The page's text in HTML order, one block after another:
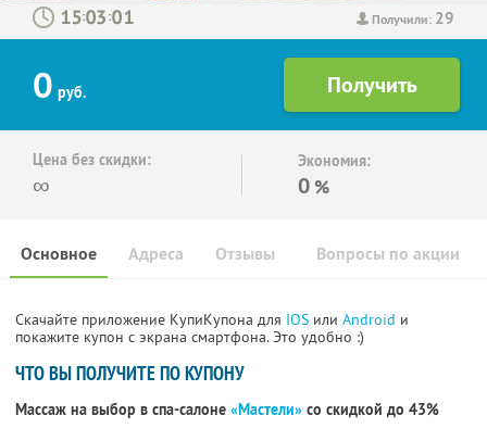
Получили: 29
: :
0 руб.
Цена без скидки:
∞
Экономия:
0 %
Основное Отзывы Вопросы по акции
Адреса
Скачайте приложение КупиКупона для IOS или Android и
покажите купон с экрана смартфона. Это удобно :)
ЧТО ВЫ ПОЛУЧИТЕ ПО КУПОНУ
Массаж на выбор в спа-салоне «Мастели» со скидкой до 43%